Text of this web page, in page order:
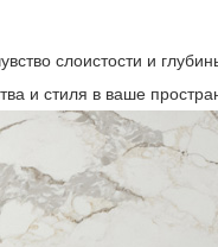
слоистости и
и стиля в ваше